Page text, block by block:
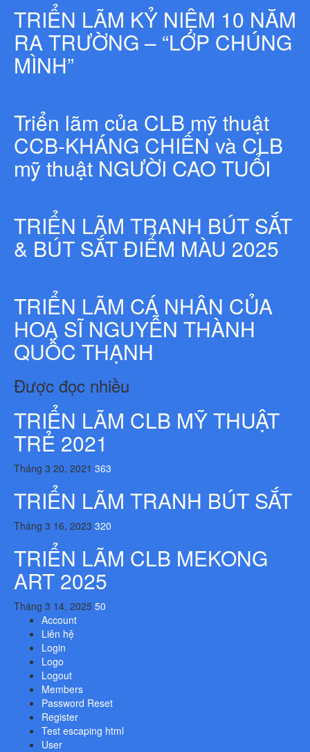
TRIỂN LÃM KỶ NIỆM 10 NĂM
RA TRƯỜNG – “LỚP CHÚNG
MÌNH”
Triển lãm của CLB mỹ thuật
CCB-KHÁNG CHIẾN và CLB
mỹ thuật NGƯỜI CAO TUỔI
TRIỂN LÃM TRANH BÚT SẮT
& BÚT SẮT ĐIỂM MÀU 2025
TRIỂN LÃM CÁ NHÂN CỦA
HOẠ SĨ NGUYỄN THÀNH
QUỐC THẠNH
Được đọc nhiều
TRIỂN LÃM CLB MỸ THUẬT
TRẺ 2021
Tháng 3 20, 2021 363
TRIỂN LÃM TRANH BÚT SẮT
Tháng 3 16, 2023 320
TRIỂN LÃM CLB MEKONG
ART 2025
Tháng 3 14, 2025 50
Account
Liên hệ
Login
Logo
Logout
Members
Password Reset
Register
Test escaping html
User